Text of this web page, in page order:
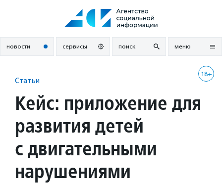
новости сервисы поиск меню
18+
Статьи
Кейс: приложение для
развития детей
с двигательными
нарушениями